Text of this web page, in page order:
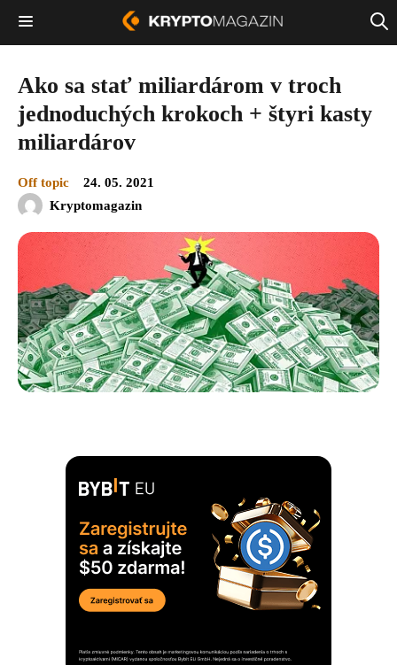
Ako sa stať miliardárom v troch
jednoduchých krokoch + štyri kasty
miliardárov
Off topic
24. 05. 2021
Kryptomagazin